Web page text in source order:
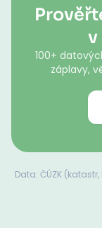
v
100+
záplavy,
Data: ČÚZK (katastr,